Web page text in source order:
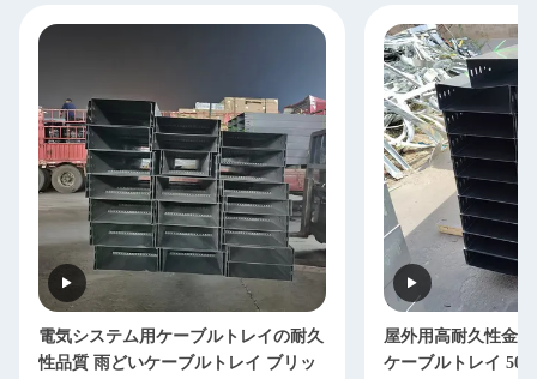
電気システム用ケーブルトレイの耐久
性品質 雨どいケーブルトレイ ブリッ
屋外用高耐久性金
ケーブルトレイ 50-